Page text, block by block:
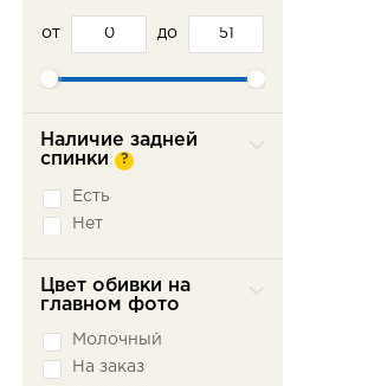
от до
Наличие задней
спинки
?
Есть
Нет
Цвет обивки на
главном фото
Молочный
На заказ